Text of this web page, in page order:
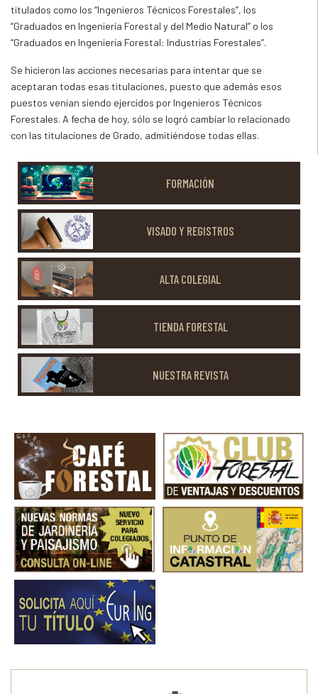
titulados como los “Ingenieros Técnicos Forestales”, los
“Graduados en Ingeniería Forestal y del Medio Natural” o los
“Graduados en Ingeniería Forestal: Industrias Forestales”.
Se hicieron las acciones necesarias para intentar que se
aceptaran todas esas titulaciones, puesto que además esos
puestos venían siendo ejercidos por Ingenieros Técnicos
Forestales. A fecha de hoy, sólo se logró cambiar lo relacionado
con las titulaciones de Grado, admitiéndose todas ellas.
FORMACIÓN
VISADO Y REGISTROS
ALTA COLEGIAL
TIENDA FORESTAL
NUESTRA REVISTA